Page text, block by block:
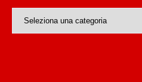
Categorie